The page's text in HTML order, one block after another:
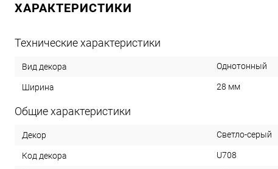
ХАРАКТЕРИСТИКИ
Технические характеристики
Вид декора Однотонный
Ширина 28 мм
Общие характеристики
Декор Светло-серый
Код декора U708